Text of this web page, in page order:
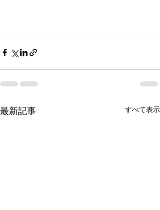
最新記事 すべて表示